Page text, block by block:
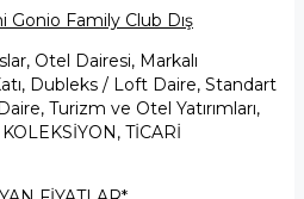
Otel Dairesi, Markalı
Dubleks / Loft Daire, Standart
Turizm ve Otel Yatırımları,
TİCARİ